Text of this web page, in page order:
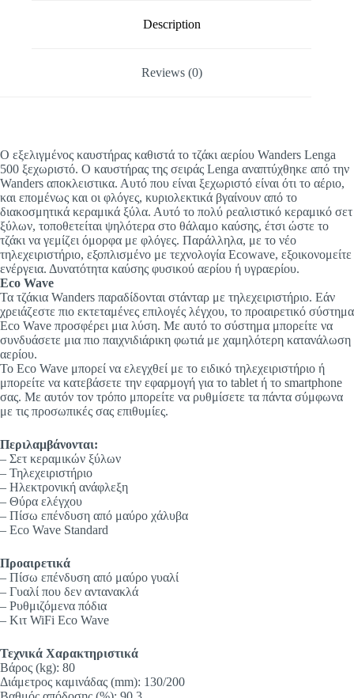
Description
Reviews (0)
Ο εξελιγμένος καυστήρας καθιστά το τζάκι αερίου Wanders Lenga
500 ξεχωριστό. Ο καυστήρας της σειράς Lenga αναπτύχθηκε από την
Wanders αποκλειστικα. Αυτό που είναι ξεχωριστό είναι ότι το αέριο,
και επομένως και οι φλόγες, κυριολεκτικά βγαίνουν από το
διακοσμητικά κεραμικά ξύλα. Αυτό το πολύ ρεαλιστικό κεραμικό σετ
ξύλων, τοποθετείται ψηλότερα στο θάλαμο καύσης, έτσι ώστε το
τζάκι να γεμίζει όμορφα με φλόγες. Παράλληλα, με το νέο
τηλεχειριστήριο, εξοπλισμένο με τεχνολογία Ecowave, εξοικονομείτε
ενέργεια. Δυνατότητα καύσης φυσικού αερίου ή υγραερίου.
Eco Wave
Τα τζάκια Wanders παραδίδονται στάνταρ με τηλεχειριστήριο. Εάν
χρειάζεστε πιο εκτεταμένες επιλογές λέγχου, το προαιρετικό σύστημα
Eco Wave προσφέρει μια λύση. Με αυτό το σύστημα μπορείτε να
συνδυάσετε μια πιο παιχνιδιάρικη φωτιά με χαμηλότερη κατανάλωση
αερίου.
Το Eco Wave μπορεί να ελεγχθεί με το ειδικό τηλεχειριστήριο ή
μπορείτε να κατεβάσετε την εφαρμογή για το tablet ή το smartphone
σας. Με αυτόν τον τρόπο μπορείτε να ρυθμίσετε τα πάντα σύμφωνα
με τις προσωπικές σας επιθυμίες.
Περιλαμβάνονται:
– Σετ κεραμικών ξύλων
– Τηλεχειριστήριο
– Ηλεκτρονική ανάφλεξη
– Θύρα ελέγχου
– Πίσω επένδυση από μαύρο χάλυβα
– Eco Wave Standard
Προαιρετικά
– Πίσω επένδυση από μαύρο γυαλί
– Γυαλί που δεν αντανακλά
– Ρυθμιζόμενα πόδια
– Κιτ WiFi Eco Wave
Τεχνικά Χαρακτηριστικά
Βάρος (kg): 80
Διάμετρος καμινάδας (mm): 130/200